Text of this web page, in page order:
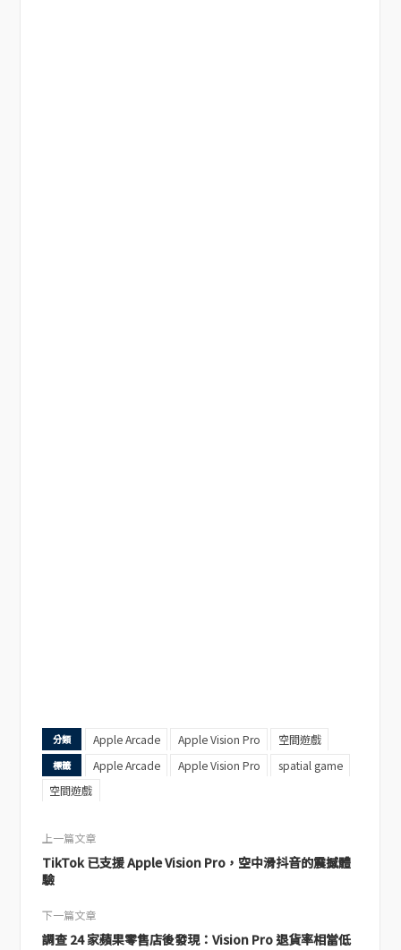
分類 Apple Arcade Apple Vision Pro 空間遊戲
標籤 Apple Arcade Apple Vision Pro
spatial game
空間遊戲
上一篇文章
TikTok 已支援 Apple Vision Pro，空中滑抖音的震撼體
驗
下一篇文章
調查 24 家蘋果零售店後發現：Vision Pro 退貨率相當低